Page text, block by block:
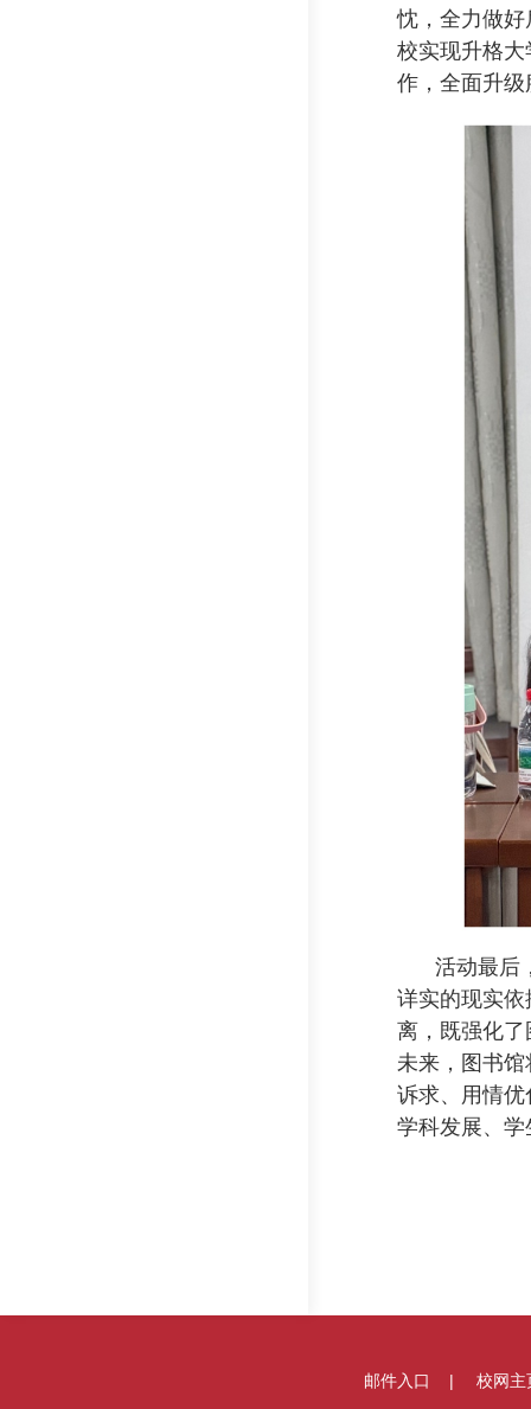
忱， 全力做好
校实现升格
作，全面升
活动最后
详实的现实
离，既强化
未来，图书
诉求、用情
学科发展、
邮件入口 校网主